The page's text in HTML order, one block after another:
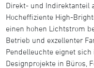
Direkt- und Indirektanteil
Hocheffiziente High-
einen hohen Lichtstrom
Betrieb und exzellenter
Pendelleuchte eignet
Designprojekte in Büros,